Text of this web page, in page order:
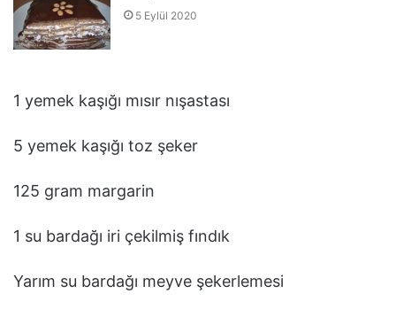
5 Eylül 2020
1 yemek kaşığı mısır nışastası
5 yemek kaşığı toz şeker
125 gram margarin
1 su bardağı iri çekilmiş fındık
Yarım su bardağı meyve şekerlemesi